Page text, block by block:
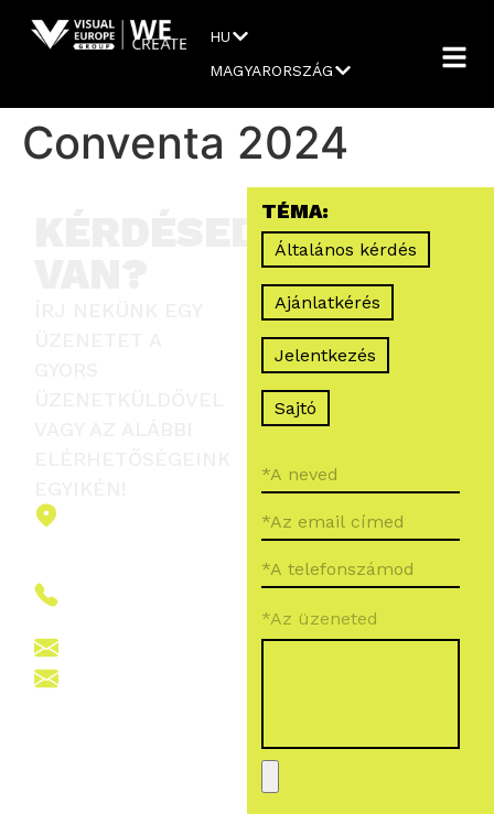
HU
MAGYARORSZÁG
Conventa 2024
TÉMA:
Általános kérdés
Ajánlatkérés
Jelentkezés
Sajtó
*Az üzeneted